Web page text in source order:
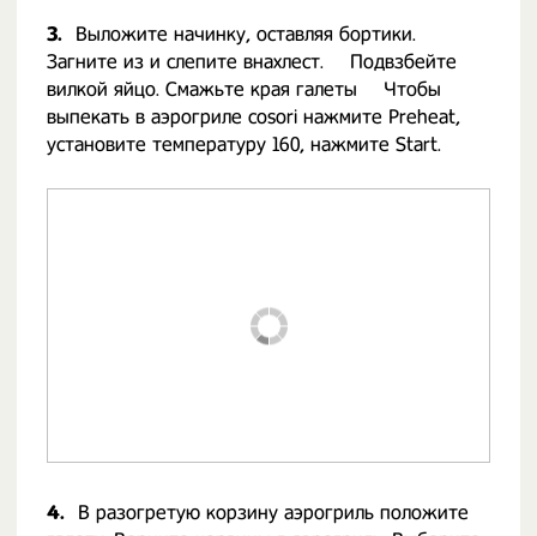
3.
Выложите начинку, оставляя бортики.
Загните из и слепите внахлест. ⠀ Подвзбейте
вилкой яйцо. Смажьте края галеты ⠀ Чтобы
выпекать в аэрогриле cosori нажмите Preheat,
установите температуру 160, нажмите Start.
4.
В разогретую корзину аэрогриль положите